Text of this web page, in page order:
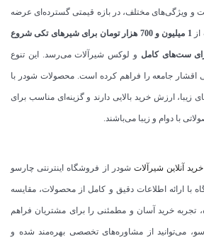
و ویژگی‌های مختلف، در بازه قیمتی گسترده‌ای عرضه
از 1 میلیون و 700 هزار تومان برای شیرهای تکی شروع
و لوکس شیرآلات می‌رسد. این تنوع
اقشار جامعه را فراهم کرده است. محصولات شودر با
زیبا، ارزش خرید بالایی دارند و گزینه‌ای مناسب برای
با دوام و زیبا می‌باشند.
خرید آنلاین شیرآلات شودر از فروشگاه اینترنتی چارسو
ارائه اطلاعات دقیق و کامل از محصولات، مقایسه
تجربه خرید آسان و مطمئنی را برای مشتریان فراهم
می‌توانید از مشاوره‌های تخصصی بهره‌مند شده و